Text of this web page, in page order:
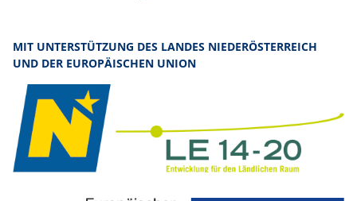
MIT UNTERSTÜTZUNG DES LANDES NIEDERÖSTERREICH
UND DER EUROPÄISCHEN UNION